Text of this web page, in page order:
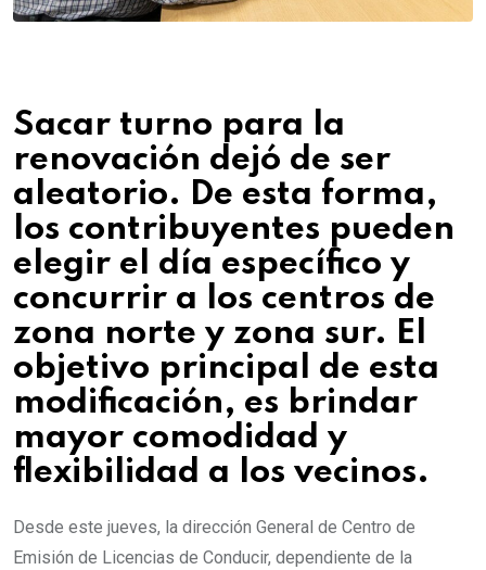
Sacar turno para la
renovación dejó de ser
aleatorio. De esta forma,
los contribuyentes pueden
elegir el día específico y
concurrir a los centros de
zona norte y zona sur. El
objetivo principal de esta
modificación, es brindar
mayor comodidad y
flexibilidad a los vecinos.
Desde este jueves, la dirección General de Centro de
Emisión de Licencias de Conducir, dependiente de la